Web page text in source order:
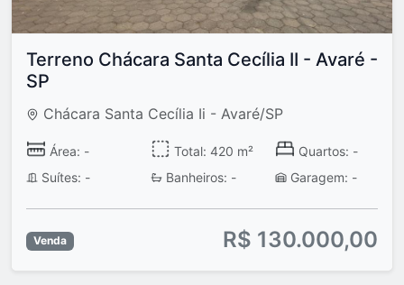
Terreno Chácara Santa Cecília II - Avaré -
SP
Chácara Santa Cecília Ii - Avaré/SP
Área: - Total: 420 m²
Quartos: -
Suítes: -
Banheiros: - Garagem: -
Venda R$ 130.000,00